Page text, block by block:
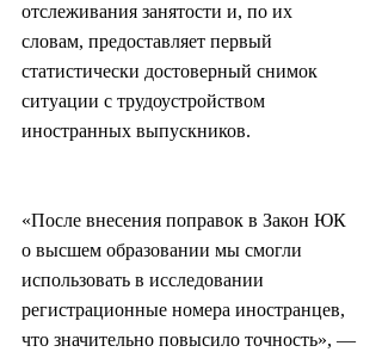
отслеживания занятости и, по их
словам, предоставляет первый
статистически достоверный снимок
ситуации с трудоустройством
иностранных выпускников.
«После внесения поправок в Закон ЮК
о высшем образовании мы смогли
использовать в исследовании
регистрационные номера иностранцев,
что значительно повысило точность», —